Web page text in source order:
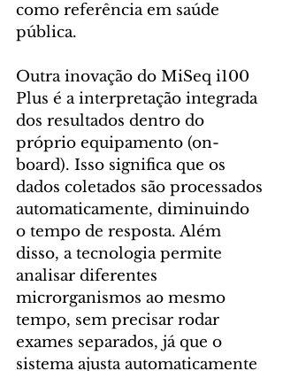
como referência em saúde
pública.
Outra inovação do MiSeq i100
Plus é a interpretação integrada
dos resultados dentro do
próprio equipamento (on-
board). Isso significa que os
dados coletados são processados
automaticamente, diminuindo
o tempo de resposta. Além
disso, a tecnologia permite
analisar diferentes
microrganismos ao mesmo
tempo, sem precisar rodar
exames separados, já que o
sistema ajusta automaticamente